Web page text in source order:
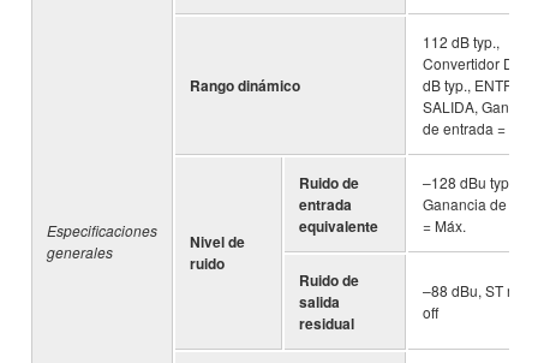
Especificaciones
generales
Rango dinámico
112 dB typ.,
Convertidor DA,
dB typ.,
SALIDA,
de entrada = Min.
Nivel de
ruido
Ruido de
entrada
equivalente
–128 dBu typ.,
Ganancia de
= Máx.
Ruido de
salida
residual
–88 dBu, ST
off